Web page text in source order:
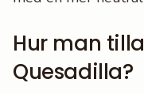
Hur man
Quesadilla?